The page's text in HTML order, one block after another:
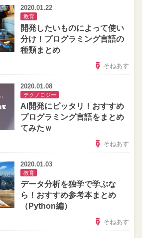
2020.01.22
教育
開発したいものによって使い
分け！プログラミング言語の
種類まとめ
そねあす
2020.01.08
テクノロジー
AI開発にピッタリ！おすすめ
プログラミング言語をまとめ
てみたｗ
そねあす
2020.01.03
教育
データ分析を独学で学ぶな
ら！おすすめ参考本まとめ
（Python編）
そねあす